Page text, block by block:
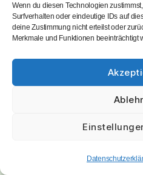
Wenn du diesen Technologien
Surfverhalten oder eindeutige IDs auf
deine Zustimmung nicht erteilst oder
Merkmale und Funktionen beeinträchtigt
Vielfalt bei, und die
Überraschungen
im Beet bringen
Gesprächsstoff
alle.
Chaos Gardening
Gartentrend,